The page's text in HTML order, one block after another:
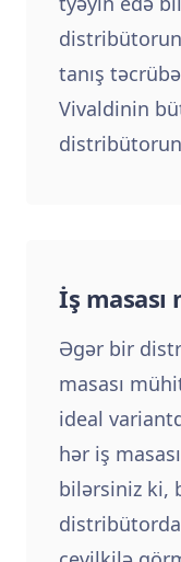
tanış
Vivaldinin
İş
Əgər bir
masası
ideal
hər iş
bilərsiniz ki,